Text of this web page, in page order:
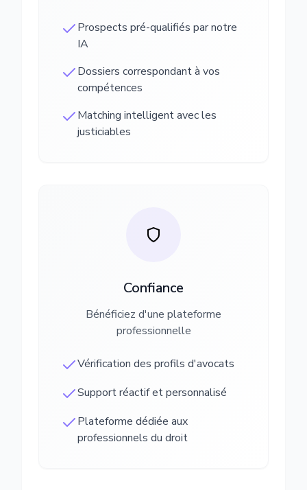
Prospects pré-qualifiés par notre
IA
Dossiers correspondant à vos
compétences
Matching intelligent avec les
justiciables
Confiance
Bénéficiez d'une plateforme
professionnelle
Vérification des profils d'avocats
Support réactif et personnalisé
Plateforme dédiée aux
professionnels du droit